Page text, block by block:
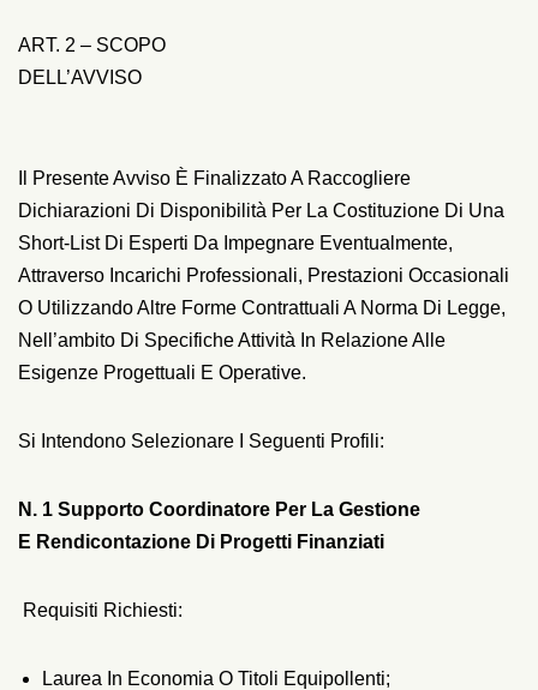
ART. 2 – SCOPO
DELL’AVVISO
Il Presente Avviso È Finalizzato A Raccogliere
Dichiarazioni Di Disponibilità Per La Costituzione Di Una
Short-List Di Esperti Da Impegnare Eventualmente,
Attraverso Incarichi Professionali, Prestazioni Occasionali
O Utilizzando Altre Forme Contrattuali A Norma Di Legge,
Nell’ambito Di Specifiche Attività In Relazione Alle
Esigenze Progettuali E Operative.
Si Intendono Selezionare I Seguenti Profili:
N. 1 Supporto Coordinatore Per La Gestione
E Rendicontazione Di Progetti Finanziati
Requisiti Richiesti:
Laurea In Economia O Titoli Equipollenti;